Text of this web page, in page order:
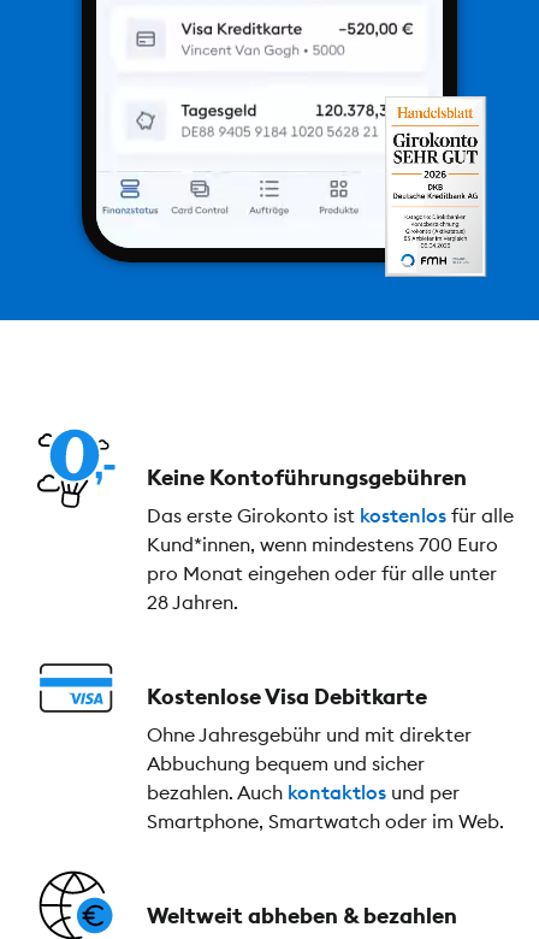
Keine Kontoführungs­gebühren
Das erste Girokonto ist kostenlos für alle
Kund*innen, wenn mindestens 700 Euro
pro Monat eingehen oder für alle unter
28 Jahren.
Kostenlose Visa Debitkarte
Ohne Jahresgebühr und mit direkter
Abbuchung bequem und sicher
bezahlen. Auch kontaktlos und per
Smartphone, Smartwatch oder im Web.
Weltweit abheben & bezahlen